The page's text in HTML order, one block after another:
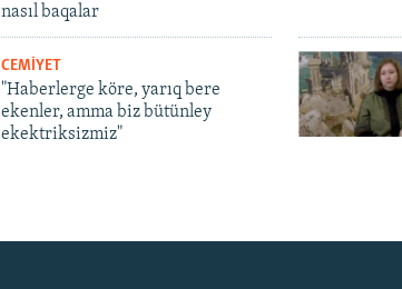
nasıl baqalar
CEMİYET
"Haberlerge köre, yarıq bere
ekenler, amma biz bütünley
ekektriksizmiz"